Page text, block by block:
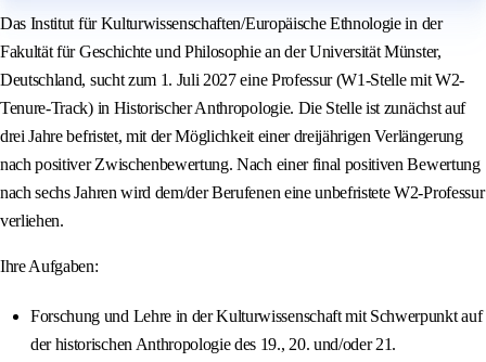
Das Institut für Kulturwissenschaften/Europäische Ethnologie in der
Fakultät für Geschichte und Philosophie an der Universität Münster,
Deutschland, sucht zum 1. Juli 2027 eine Professur (W1-Stelle mit W2-
Tenure-Track) in Historischer Anthropologie. Die Stelle ist zunächst auf
drei Jahre befristet, mit der Möglichkeit einer dreijährigen Verlängerung
nach positiver Zwischenbewertung. Nach einer final positiven Bewertung
nach sechs Jahren wird dem/der Berufenen eine unbefristete W2-Professur
verliehen.
Ihre Aufgaben:
Forschung und Lehre in der Kulturwissenschaft mit Schwerpunkt auf
der historischen Anthropologie des 19., 20. und/oder 21.